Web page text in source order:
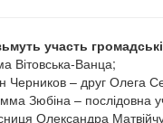
участь
Вітовська-Ванца;
Черников – друг Олега
Зюбіна – послідовна
Олександра